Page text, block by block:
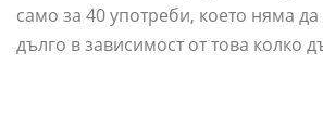
само за 40 употреби, което няма
дълго в зависимост от това колко